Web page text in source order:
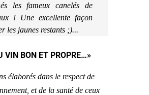
les fameux canelés de
! Une excellente façon
les jaunes restants ;)...
VIN BON ET PROPRE…»
élaborés dans le respect de
et de la santé de ceux